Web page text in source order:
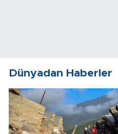
Dünyadan Haberler